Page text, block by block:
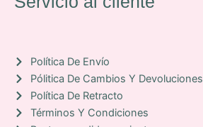
kPolítica De Envío
Pólitica De Cambios Y Devoluciones
Política De Retracto
Términos Y Condiciones